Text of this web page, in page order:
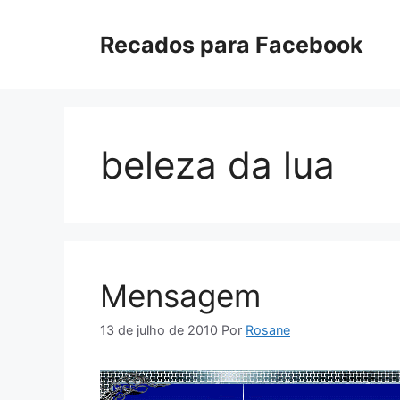
Recados para Facebook
beleza da lua
Mensagem
13 de julho de 2010 Por Rosane